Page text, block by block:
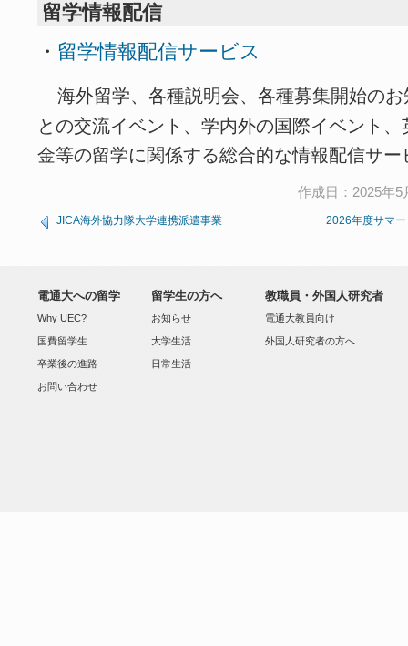
留学情報配信
・ 留学情報配信サービス
海外留学、各種説明会、各種募集開始の
との交流イベント、学内外の国際イベント
金等の留学に関係する総合的な情報配信サー
作成日：2025年5
JICA海外協力隊大学連携派遣事業 2026年度サマ
電通大への留学
Why UEC?
国費留学生
卒業後の進路
お問い合わせ
留学生の方へ
お知らせ
大学生活
日常生活
教職員・外国人研究者
電通大教員向け
外国人研究者の方へ